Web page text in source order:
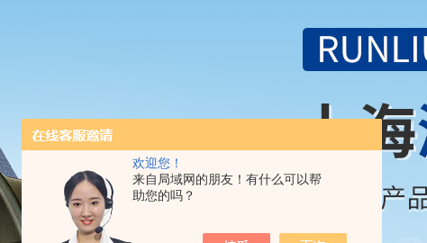
欢迎您！
来自局域网的朋友！有什么可以帮
助您的吗？